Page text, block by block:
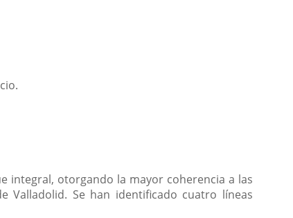
integral, otorgando la mayor coherencia a las
Valladolid. Se han identificado cuatro líneas